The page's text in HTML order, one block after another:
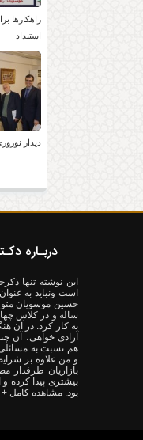
راهکارها
استبداد
دیدار
دربـاره
این نوشته تنها
است ونباید به
ساله و در کلاس
به کار کرد. در آن
آزادی خواهی، آن
هم نسبت به
و من علاوه بر
بازاریان طرفدار
بیشتری پیدا کرده
بود. مشاهده کامل +